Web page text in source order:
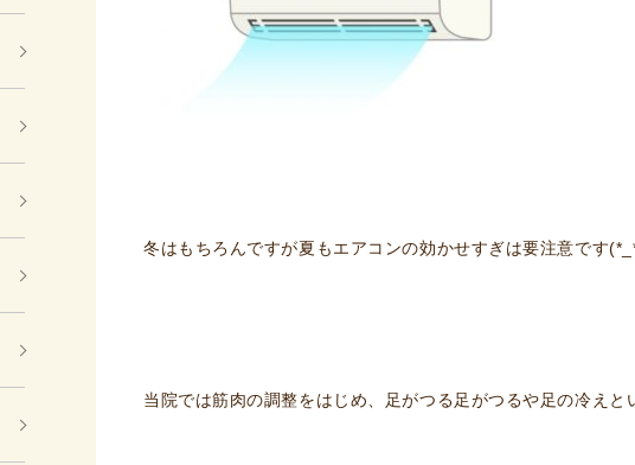
冬はもちろんですが夏もエアコンの効かせすぎは要注意です
当院では筋肉の調整をはじめ、足がつる足がつるや足の冷えと